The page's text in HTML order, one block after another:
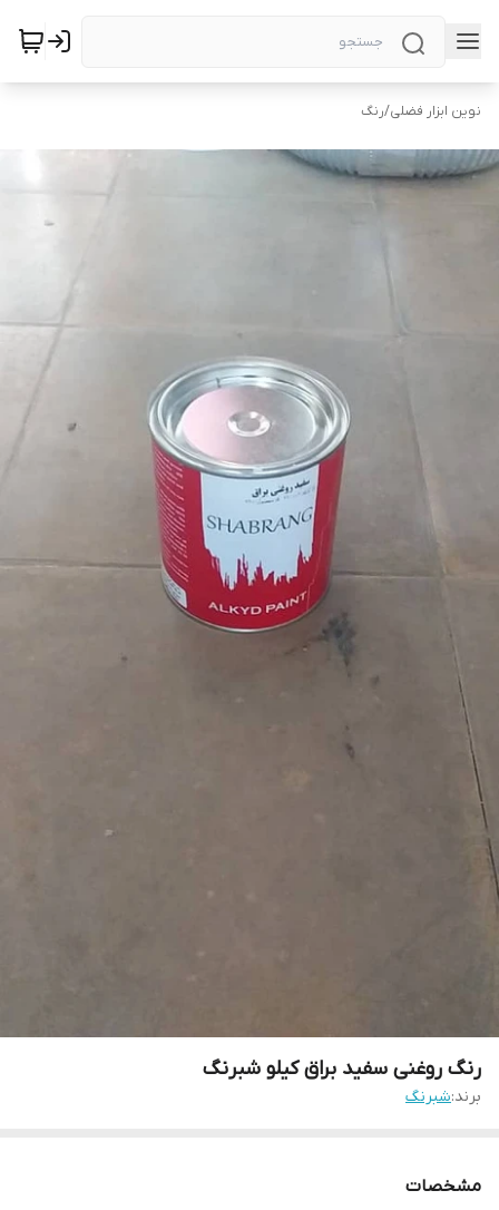
نوین ابزار فضلی/رنگ
رنگ روغنی سفید براق کیلو شبرنگ
برند:شبرنگ
مشخصات